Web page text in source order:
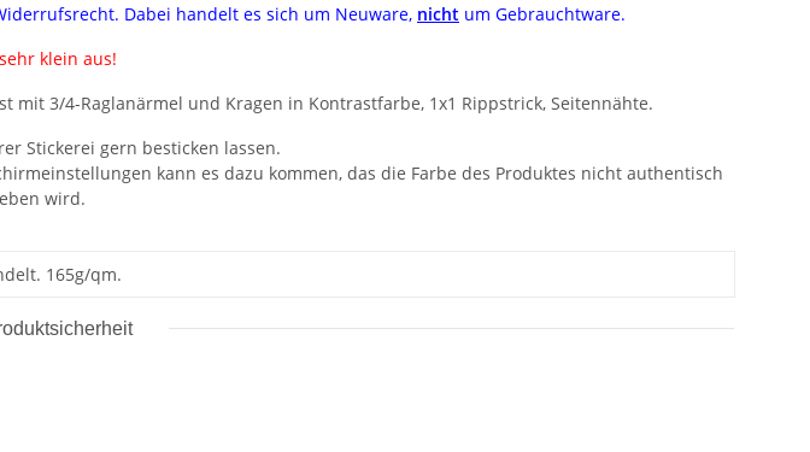
Dabei handelt es sich um Neuware, nicht um Gebrauchtware.
klein aus!
mit 3/4-Raglanärmel und Kragen in Kontrastfarbe, 1x1 Rippstrick, Seitennähte.
Stickerei gern besticken lassen.
kann es dazu kommen, das die Farbe des Produktes nicht authentisch
wird.
165g/qm.